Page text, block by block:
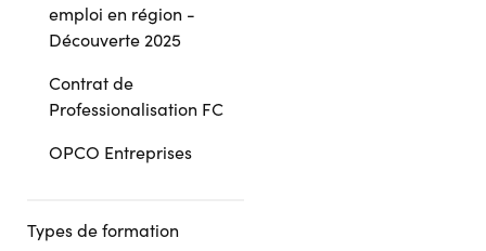
emploi en région -
Découverte 2025
Contrat de
Professionalisation FC
OPCO Entreprises
Types de formation